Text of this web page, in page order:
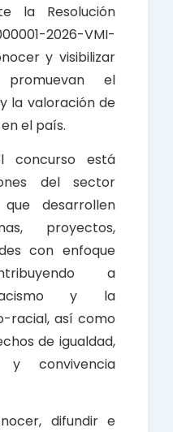
la Resolución
2026-VMI-
y visibilizar
promuevan el
la valoración de
el país.
concurso está
del sector
desarrollen
proyectos,
con enfoque
a
y la
racial, así como
de igualdad,
y convivencia
difundir e